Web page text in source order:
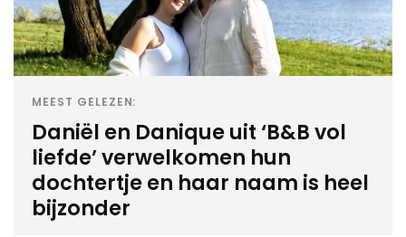
MEEST GELEZEN:
Daniël en Danique uit ‘B&B vol
liefde’ verwelkomen hun
dochtertje en haar naam is heel
bijzonder